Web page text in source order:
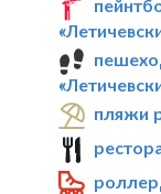
пляжи